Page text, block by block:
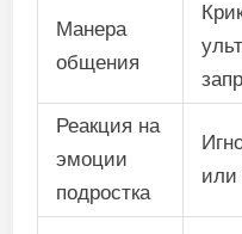
Манера
общения
Реакция на
эмоции
подростка
или